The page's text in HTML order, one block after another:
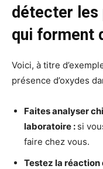
détecter les
qui forment
Voici, à titre
présence d’oxydes
Faites analyser
laboratoire : si
faire chez vous.
Testez la réaction